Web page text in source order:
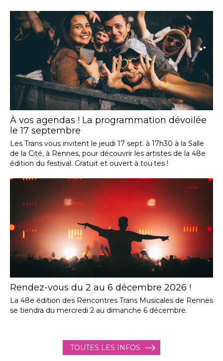
À vos agendas ! La programmation dévoilée
le 17 septembre
Les Trans vous invitent le jeudi 17 sept. à 17h30 à la Salle
de la Cité, à Rennes, pour découvrir les artistes de la 48e
édition du festival. Gratuit et ouvert à tou·tes !
Rendez-vous du 2 au 6 décembre 2026 !
La 48e édition des Rencontres Trans Musicales de Rennes
se tiendra du mercredi 2 au dimanche 6 décembre.
TOUTES LES INFOS